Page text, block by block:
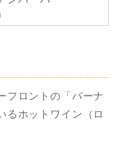
フロントの「バーナ
るホットワイン（ロ